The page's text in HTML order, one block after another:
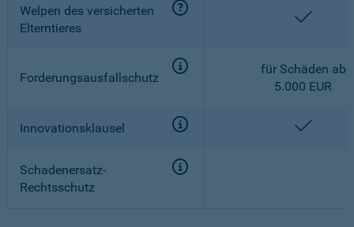
Welpen des versicherten
Elterntieres
Forderungsausfallschutz
für Schäden ab
5.000 EUR
Innovationsklausel
Schadenersatz-
Rechtsschutz